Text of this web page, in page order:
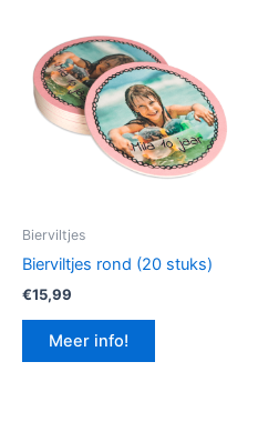
Bierviltjes
Bierviltjes rond (20 stuks)
€15,99
Meer info!